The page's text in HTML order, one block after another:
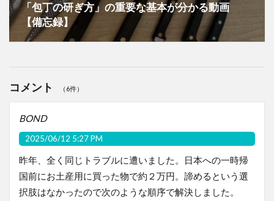
「包丁の研ぎ方」の重要な基本が分かる動画
【備忘録】
コメント （6件）
BOND
2025/06/12 5:27 PM
昨年、全く同じトラブルに遭いました。日本への一時帰
国前にお土産用に買った物で約２万円。諦めるという選
択肢はなかったので次のような順序で解決しました。